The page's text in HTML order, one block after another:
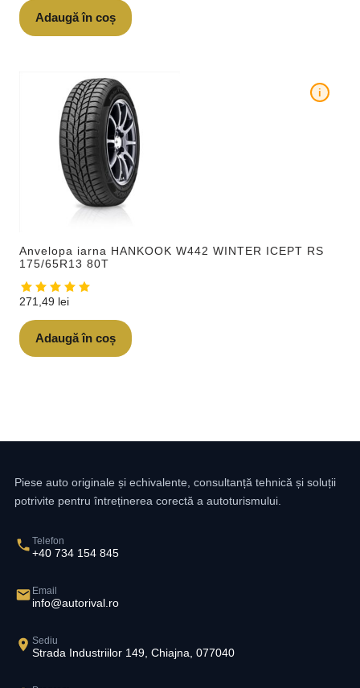
Adaugă în coș
Anvelopa iarna HANKOOK W442 WINTER ICEPT RS
175/65R13 80T
i
271,49 lei
Adaugă în coș
Piese auto originale și echivalente, consultanță tehnică și soluții
potrivite pentru întreținerea corectă a autoturismului.
Telefon
+40 734 154 845
Email
info@autorival.ro
Sediu
Strada Industriilor 149, Chiajna, 077040